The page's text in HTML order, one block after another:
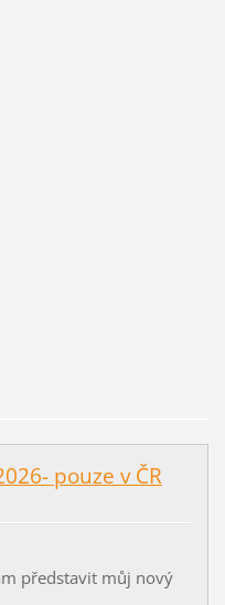
pouze v ČR
představit můj nový